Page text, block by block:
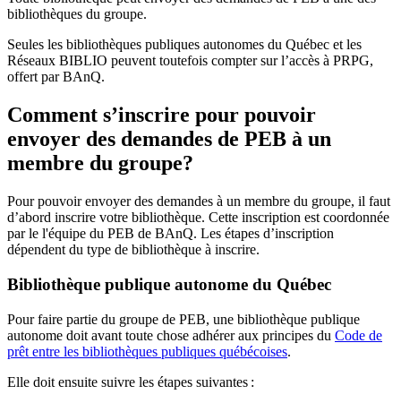
bibliothèques du groupe.
Seules les bibliothèques publiques autonomes du Québec et les
Réseaux BIBLIO peuvent toutefois compter sur l’accès à PRPG,
offert par BAnQ.
Comment s’inscrire pour pouvoir
envoyer des demandes de PEB à un
membre du groupe?
Pour pouvoir envoyer des demandes à un membre du groupe, il faut
d’abord inscrire votre bibliothèque. Cette inscription est coordonnée
par le l'équipe du PEB de BAnQ. Les étapes d’inscription
dépendent du type de bibliothèque à inscrire.
Bibliothèque publique autonome du Québec
Pour faire partie du groupe de PEB, une bibliothèque publique
autonome doit avant toute chose adhérer aux principes du Code de
prêt entre les bibliothèques publiques québécoises.
Elle doit ensuite suivre les étapes suivantes :